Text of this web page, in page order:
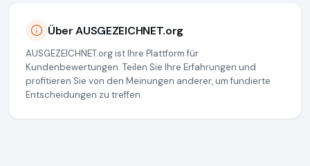
Über AUSGEZEICHNET.org
AUSGEZEICHNET.org ist Ihre Plattform für
Kundenbewertungen. Teilen Sie Ihre Erfahrungen und
profitieren Sie von den Meinungen anderer, um fundierte
Entscheidungen zu treffen.